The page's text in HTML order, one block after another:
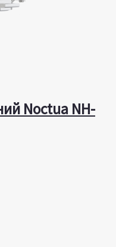
Noctua NH-